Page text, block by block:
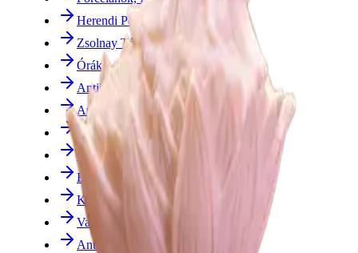
Herendi Porcelán
Zsolnay Tárgyak
Órák
Antik Ékszerek
Arany
Régi Bizsuk
Ezüst Tárgyak
Bronz Szobrok
Keleti Tárgyak
Vallási Relikviák
Antik Dísztárgyak